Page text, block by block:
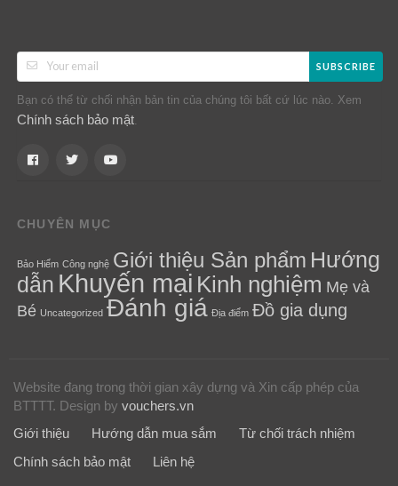
SUBSCRIBE
Bạn có thể từ chối nhận bản tin của chúng tôi bất cứ lúc nào. Xem
Chính sách bảo mật
CHUYÊN MỤC
Bảo Hiểm Công nghệ Giới thiệu Sản phẩm Hướng
dẫn Khuyến mại Kinh nghiệm Mẹ và
Bé Uncategorized Đánh giá Địa điểm Đồ gia dụng
Website đang trong thời gian xây dựng và Xin cấp phép của
BTTTT. Design by vouchers.vn
Giới thiệu
Hướng dẫn mua sắm
Từ chối trách nhiệm
Chính sách bảo mật
Liên hệ